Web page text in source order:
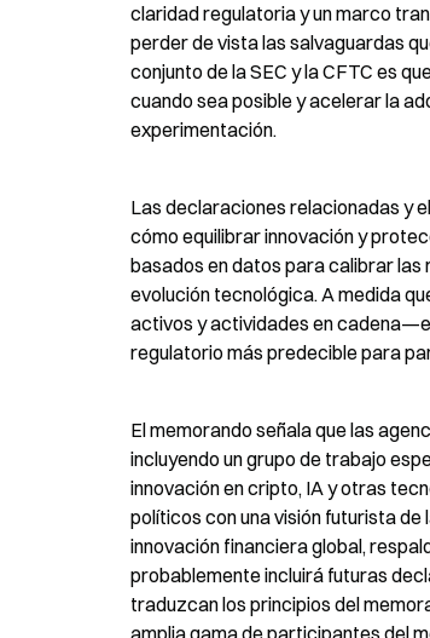
claridad regulatoria y un marco
perder de vista las salvaguardas
conjunto de la SEC y la CFTC es
cuando sea posible y acelerar la
experimentación.
Las declaraciones relacionadas y
cómo equilibrar innovación y
basados en datos para calibrar las
evolución tecnológica. A medida
activos y actividades en
regulatorio más predecible para
El memorando señala que las
incluyendo un grupo de trabajo
innovación en cripto, IA y otras
políticos con una visión futurista de
innovación financiera global,
probablemente incluirá futuras
traduzcan los principios del
amplia gama de participantes del